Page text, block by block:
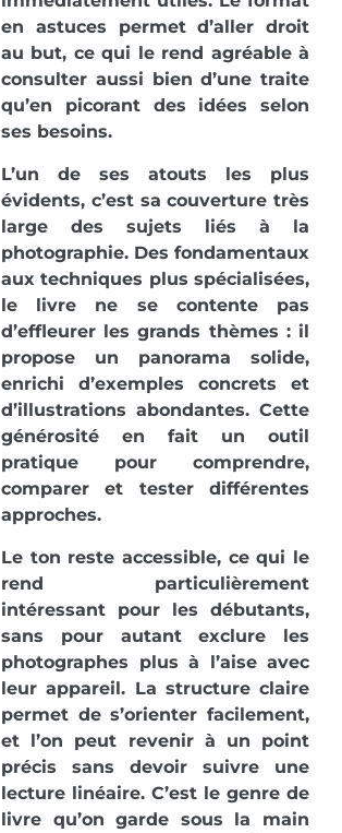
en astuces permet d’aller droit
au but, ce qui le rend agréable à
consulter aussi bien d’une traite
qu’en picorant des idées selon
ses besoins.
L’un de ses atouts les plus
évidents, c’est sa couverture très
large des sujets liés à la
photographie. Des fondamentaux
aux techniques plus spécialisées,
le livre ne se contente pas
d’effleurer les grands thèmes : il
propose un panorama solide,
enrichi d’exemples concrets et
d’illustrations abondantes. Cette
générosité en fait un outil
pratique pour comprendre,
comparer et tester différentes
approches.
Le ton reste accessible, ce qui le
rend particulièrement
intéressant pour les débutants,
sans pour autant exclure les
photographes plus à l’aise avec
leur appareil. La structure claire
permet de s’orienter facilement,
et l’on peut revenir à un point
précis sans devoir suivre une
lecture linéaire. C’est le genre de
livre qu’on garde sous la main